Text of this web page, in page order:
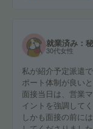
就業済み：
30代女性
私が紹介予定派遣
ポート体制が良い
面接当日は、営業
イントを強調して
しかも面接の前に